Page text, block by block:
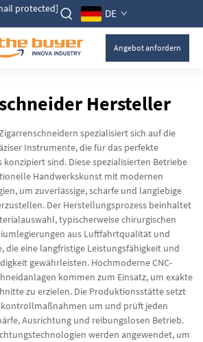
protected] DE
Angebot anfordern
Hersteller
spezialisiert sich auf die
Instrumente, die für das perfekte
sind. Diese spezialisierten Betriebe
Handwerkskunst mit modernen
um zuverlässige, scharfe und langlebige
Der Herstellungsprozess beinhaltet
typischerweise chirurgischen
aus Luftfahrtqualität und
die eine langfristige Leistungsfähigkeit und
gewährleisten. Hochmoderne CNC-
kommen zum Einsatz, um exakte
zu erzielen. Die Produktionsstätte setzt
um und prüft jeden
Ausrichtung und reibungslosen Betrieb.
werden angewendet, um